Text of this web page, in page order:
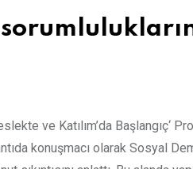
ve Katılım’da Başlangıç‘
konuşmacı olarak Sosyal